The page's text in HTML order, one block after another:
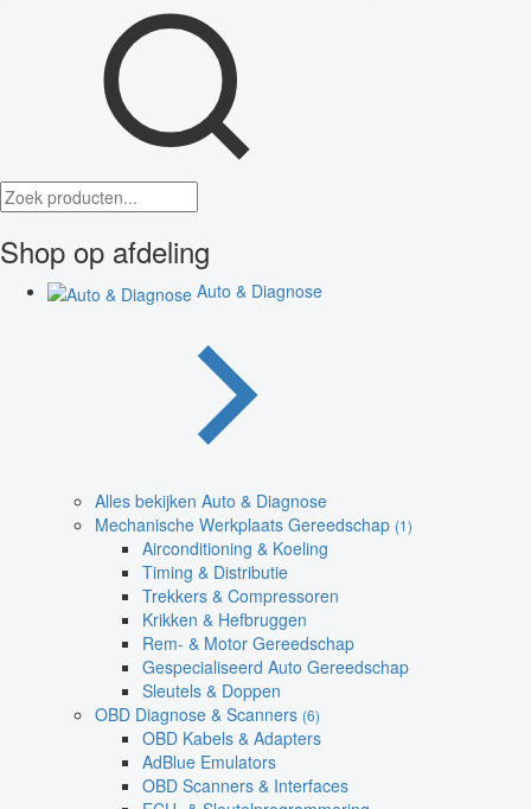
Shop op afdeling
Auto & Diagnose
Alles bekijken Auto & Diagnose
Mechanische Werkplaats Gereedschap (1)
Airconditioning & Koeling
Timing & Distributie
Trekkers & Compressoren
Krikken & Hefbruggen
Rem- & Motor Gereedschap
Gespecialiseerd Auto Gereedschap
Sleutels & Doppen
OBD Diagnose & Scanners (6)
OBD Kabels & Adapters
AdBlue Emulators
OBD Scanners & Interfaces